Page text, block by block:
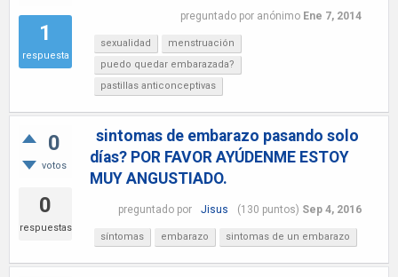
1
respuesta
preguntado por anónimo Ene 7, 2014
sexualidad
menstruación
puedo quedar embarazada?
pastillas anticonceptivas
0
votos
0
respuestas
sintomas de embarazo pasando solo
días? POR FAVOR AYÚDENME ESTOY
MUY ANGUSTIADO.
preguntado por Jisus (130 puntos) Sep 4, 2016
síntomas embarazo sintomas de un embarazo